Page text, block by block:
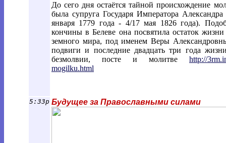
До сего дня остаётся тайной происхождение
была супруга Государя Императора
января 1779 года - 4/17 мая 1826 года).
кончины в Белеве она посвятила остаток
земного мира, под именем Веры
подвиги и последние двадцать три года
безмолвии, посте и молитве http://
mogilku.html
5:33p Будущее за Православными силами